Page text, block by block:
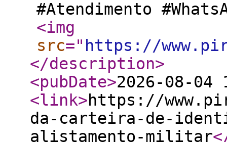
#Atendimento
<img
src=" https://
</description>
<pubDate>2026-08-04
<link>https://
da-carteira-de-
alistamento-militar